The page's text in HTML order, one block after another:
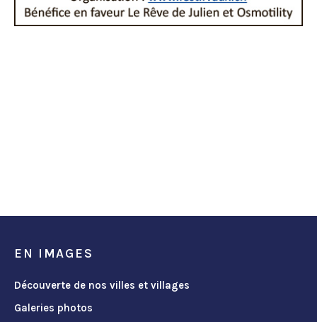
EN IMAGES
Découverte de nos villes et villages
Galeries photos